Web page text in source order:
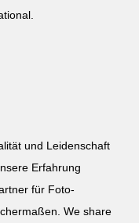
und Leidenschaft
Erfahrung
für Foto-
We share